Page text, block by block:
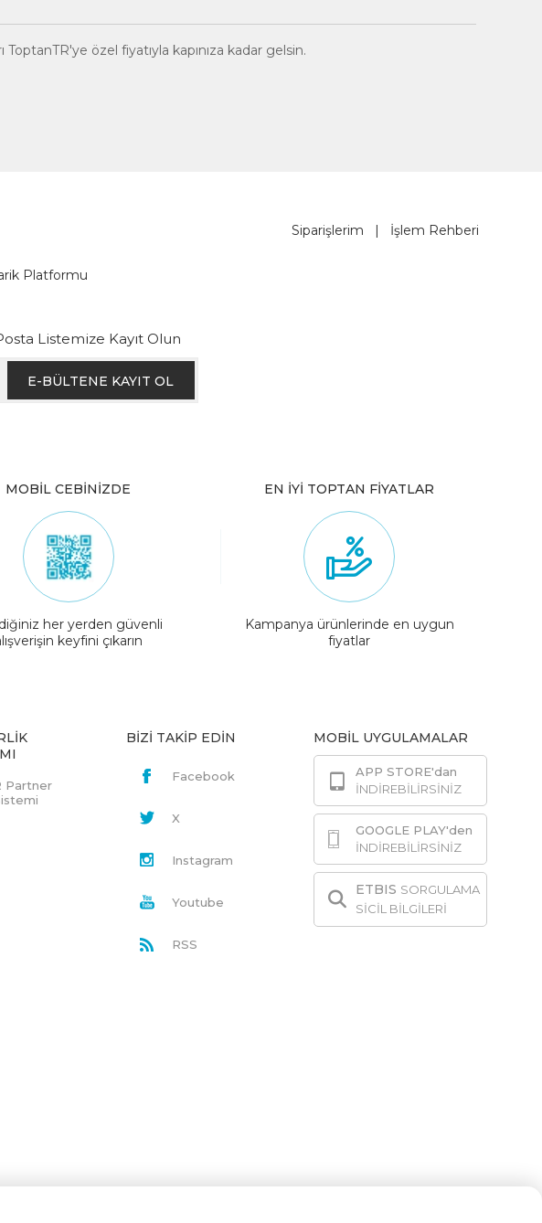
ToptanTR'ye özel fiyatıyla kapınıza kadar gelsin.
Siparişlerim | İşlem Rehberi
Platformu
Listemize Kayıt Olun
E-BÜLTENE KAYIT OL
MOBİL CEBİNİZDE
her yerden güvenli
keyfini çıkarın
EN İYİ TOPTAN FİYATLAR
Kampanya ürünlerinde en uygun
fiyatlar
Partner
BİZİ TAKİP EDİN
Facebook
X
Instagram
Youtube
RSS
MOBİL UYGULAMALAR
APP STORE'dan
İNDİREBİLİRSİNİZ
GOOGLE PLAY'den
İNDİREBİLİRSİNİZ
ETBIS SORGULAMA
SİCİL BİLGİLERİ